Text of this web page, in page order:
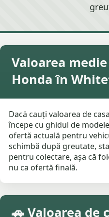
Valoarea
Honda în
Dacă cauți valoarea de
începe cu ghidul de
ofertă actuală pentru
schimbă după greutate,
pentru colectare, așa că
nu ca ofertă finală.
🚗 Valoarea de